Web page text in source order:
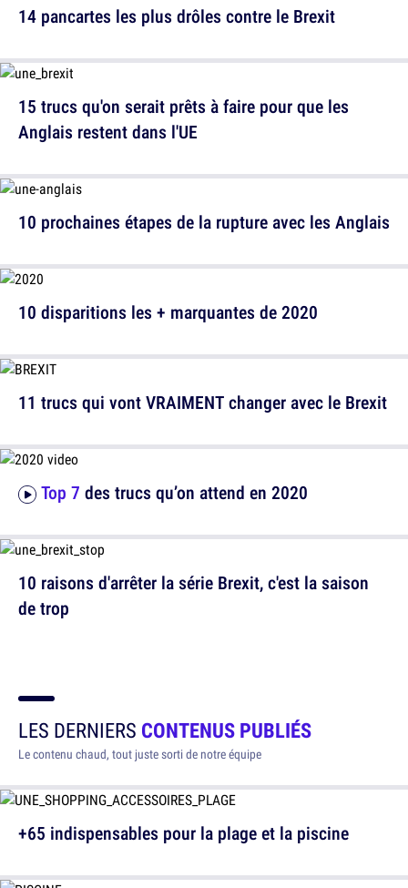
15 trucs qu'on serait prêts à faire pour que les
Anglais restent dans l'UE
11 trucs qui vont VRAIMENT changer avec le Brexit
14 pancartes les plus drôles contre le Brexit
10 prochaines étapes de la rupture avec les Anglais
10 disparitions les + marquantes de 2020
Top 7 des trucs qu’on attend en 2020
10 raisons d'arrêter la série Brexit, c'est la saison
de trop
LES DERNIERS CONTENUS PUBLIÉS
Le contenu chaud, tout juste sorti de notre équipe
+65 indispensables pour la plage et la piscine